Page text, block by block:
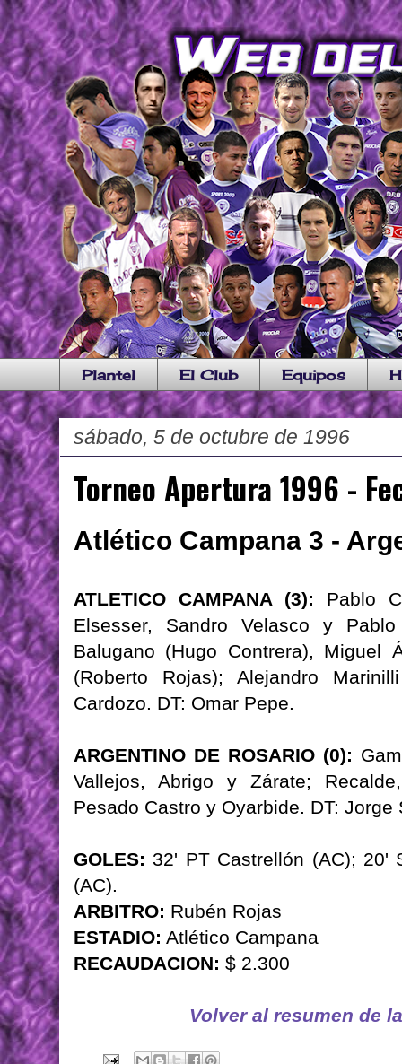
Plantel El Club Equipos
sábado, 5 de octubre de 1996
Torneo Apertura 1996 -
Atlético Campana 3 -
ATLETICO CAMPANA (3): Pablo
Elsesser, Sandro Velasco y
Balugano (Hugo Contrera), Miguel
(Roberto Rojas); Alejandro
Cardozo. DT: Omar Pepe.
ARGENTINO DE ROSARIO (0):
Vallejos, Abrigo y Zárate;
Pesado Castro y Oyarbide. DT: Jorge
GOLES: 32' PT Castrellón (AC); 20'
(AC).
ARBITRO: Rubén Rojas
ESTADIO: Atlético Campana
RECAUDACION: $ 2.300
Volver al resumen de